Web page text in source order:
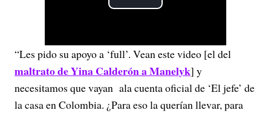
P
a
y
“Les pido su apoyo a ‘full’. Vean este video [el del
maltrato de Yina Calderón a Manelyk] y
necesitamos que vayan ala cuenta oficial de ‘El jefe’ de
la casa en Colombia. ¿Para eso la querían llevar, para